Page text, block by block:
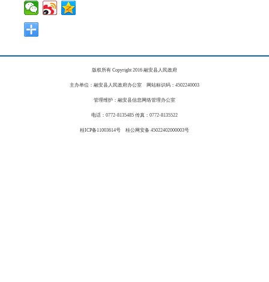
版权所有 Copyright 2016 融安县人民政府
主办单位：融安县人民政府办公室 网站标识码：4502240003
管理维护：融安县信息网络管理办公室
电话：0772-8135485 传真：0772-8135522
桂ICP备11003614号 桂公网安备 45022402000003号